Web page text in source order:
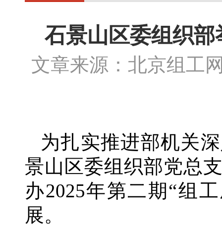
石景山区委组织部
文章来源：北京组
为扎实推进部机关
景山区委组织部党总
办2025年第二期“组
展。